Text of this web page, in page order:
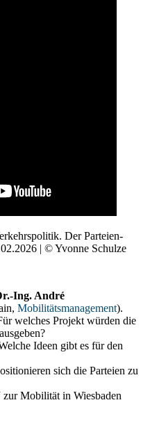
Der Parteien-
| © Yvonne Schulze
Ing. André
Mobilitätsmanagement).
welches Projekt würden die
Ideen gibt es für den
sich die Parteien zu
zur Mobilität in Wiesbaden